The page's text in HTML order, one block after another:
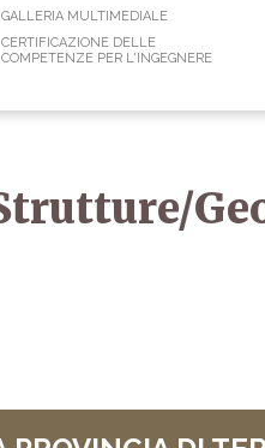
GALLERIA MULTIMEDIALE
CERTIFICAZIONE DELLE
COMPETENZE PER L'INGEGNERE